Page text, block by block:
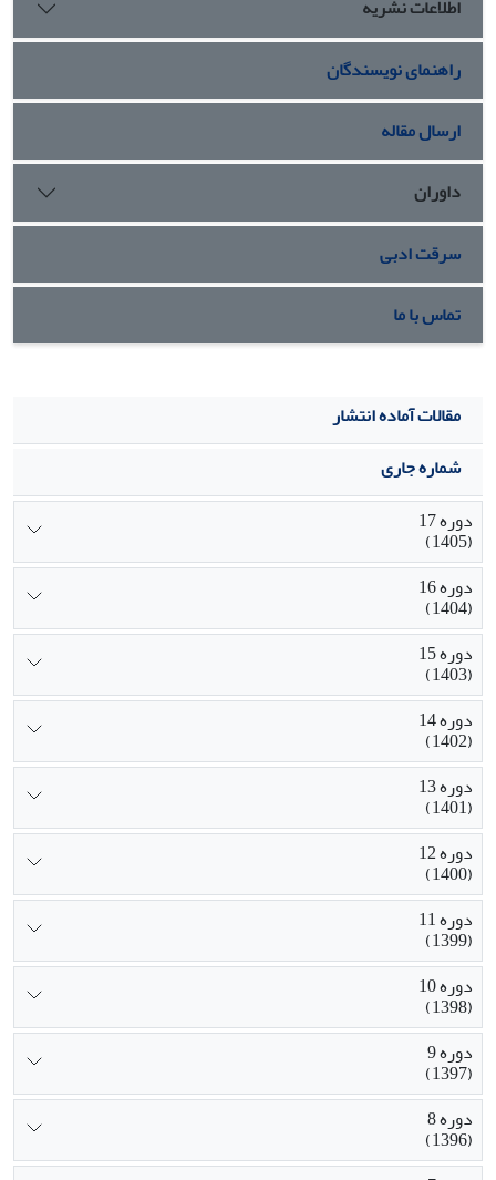
می‏شود.
اطلاعات نشریه
راهنمای نویسندگان
ارسال مقاله
داوران
سرقت ادبی
تماس با ما
مقالات آماده انتشار
شماره جاری
دوره 17
(1405)
دوره 16
(1404)
دوره 15
(1403)
دوره 14
(1402)
دوره 13
(1401)
دوره 12
(1400)
دوره 11
(1399)
دوره 10
(1398)
دوره 9
(1397)
دوره 8
(1396)